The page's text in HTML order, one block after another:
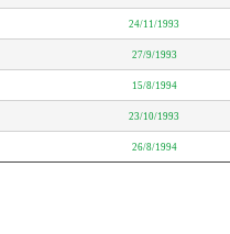
24/11/1993
27/9/1993
15/8/1994
23/10/1993
26/8/1994